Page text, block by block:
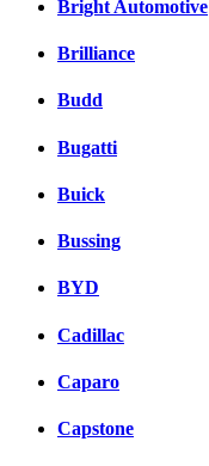
Bright Automotive
Brilliance
Budd
Bugatti
Buick
Bussing
BYD
Cadillac
Caparo
Capstone